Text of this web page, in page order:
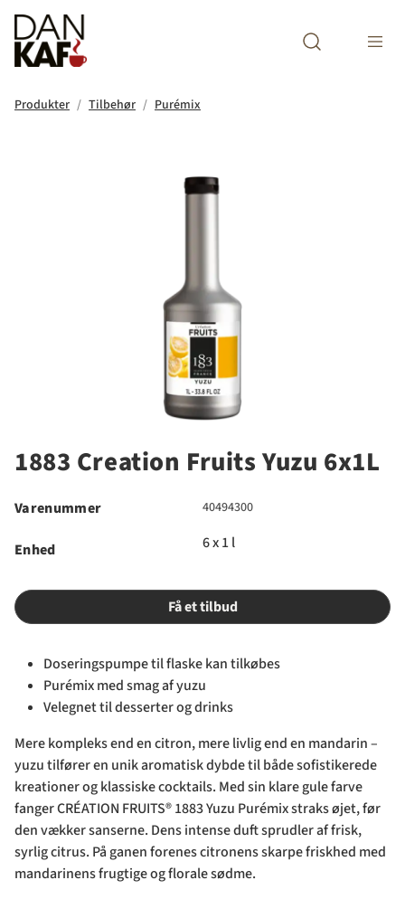
Produkter Tilbehør Purémix
1883 Creation Fruits Yuzu 6x1L
Varenummer 40494300
Enhed 6 x 1 l
Få et tilbud
Doseringspumpe til flaske kan tilkøbes
Purémix med smag af yuzu
Velegnet til desserter og drinks
Mere kompleks end en citron, mere livlig end en mandarin –
yuzu tilfører en unik aromatisk dybde til både sofistikerede
kreationer og klassiske cocktails. Med sin klare gule farve
fanger CRÉATION FRUITS® 1883 Yuzu Purémix straks øjet, før
den vækker sanserne. Dens intense duft sprudler af frisk,
syrlig citrus. På ganen forenes citronens skarpe friskhed med
mandarinens frugtige og florale sødme.